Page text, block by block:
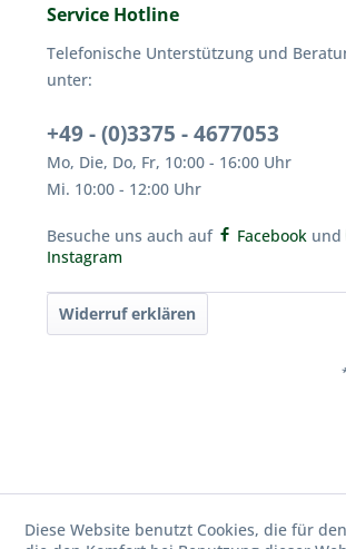
Service Hotline
Telefonische Unterstützung und
unter:
+49 - (0)3375 - 4677053
Mo, Die, Do, Fr, 10:00 - 16:00 Uhr
Mi. 10:00 - 12:00 Uhr
Besuche uns auch auf Facebook und
Instagram
Widerruf erklären
Diese Website benutzt Cookies, die für